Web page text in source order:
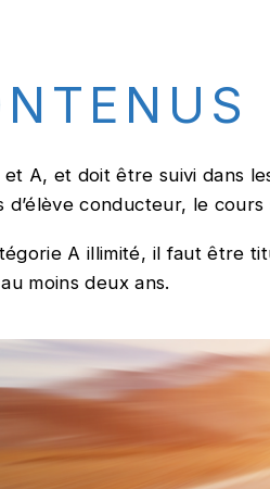
A, et doit être suivi dans
conducteur, le
A illimité, il faut être
au moins deux ans.